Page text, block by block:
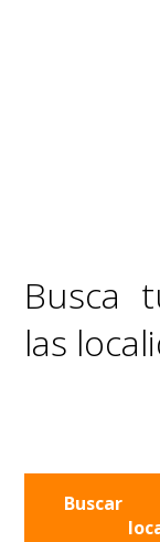
Busca
las
Buscar